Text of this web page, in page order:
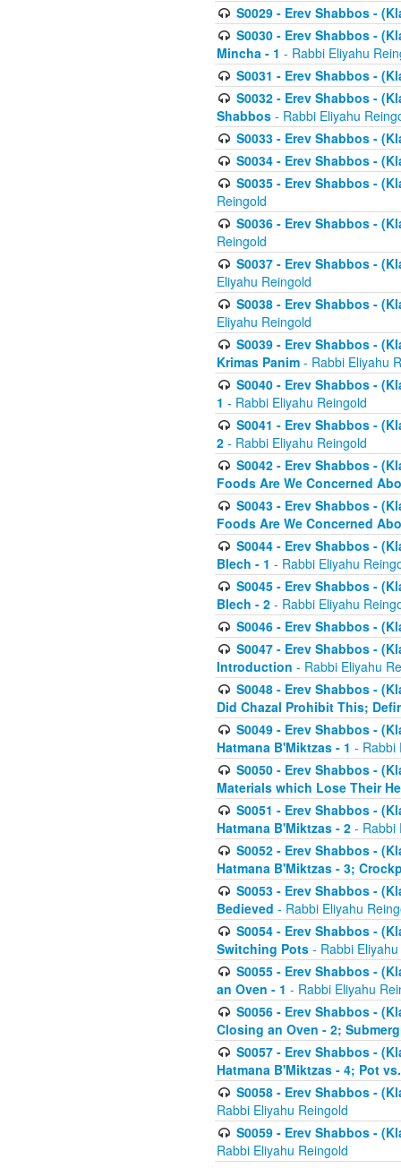
S0029 - Erev Shabbos -
S0030 - Erev Shabbos -
Mincha - 1 - Rabbi Eliyahu
S0031 - Erev Shabbos -
S0032 - Erev Shabbos -
Shabbos - Rabbi Eliyahu
S0033 - Erev Shabbos -
S0034 - Erev Shabbos -
S0035 - Erev Shabbos -
Reingold
S0036 - Erev Shabbos -
Reingold
S0037 - Erev Shabbos -
Eliyahu Reingold
S0038 - Erev Shabbos -
Eliyahu Reingold
S0039 - Erev Shabbos -
Krimas Panim - Rabbi Eliyahu
S0040 - Erev Shabbos -
1 - Rabbi Eliyahu Reingold
S0041 - Erev Shabbos -
2 - Rabbi Eliyahu Reingold
S0042 - Erev Shabbos -
Foods Are We Concerned
S0043 - Erev Shabbos -
Foods Are We Concerned
S0044 - Erev Shabbos -
Blech - 1 - Rabbi Eliyahu
S0045 - Erev Shabbos -
Blech - 2 - Rabbi Eliyahu
S0046 - Erev Shabbos -
S0047 - Erev Shabbos -
Introduction - Rabbi Eliyahu
S0048 - Erev Shabbos -
Did Chazal Prohibit This;
S0049 - Erev Shabbos -
Hatmana B'Miktzas - 1 - Rabbi
S0050 - Erev Shabbos -
Materials which Lose Their
S0051 - Erev Shabbos -
Hatmana B'Miktzas - 2 - Rabbi
S0052 - Erev Shabbos -
Hatmana B'Miktzas - 3;
S0053 - Erev Shabbos -
Bedieved - Rabbi Eliyahu
S0054 - Erev Shabbos -
Switching Pots - Rabbi
S0055 - Erev Shabbos -
an Oven - 1 - Rabbi Eliyahu
S0056 - Erev Shabbos -
Closing an Oven - 2;
S0057 - Erev Shabbos -
Hatmana B'Miktzas - 4; Pot
S0058 - Erev Shabbos -
Rabbi Eliyahu Reingold
S0059 - Erev Shabbos -
Rabbi Eliyahu Reingold